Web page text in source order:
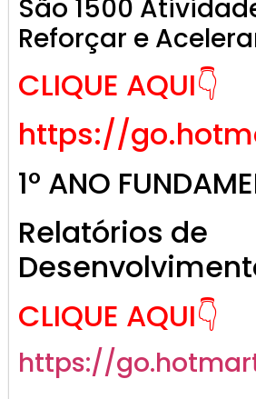
São 1500
Reforçar e
CLIQUE AQUI👇
https://
1º ANO
Relatórios de
CLIQUE AQUI👇
https://